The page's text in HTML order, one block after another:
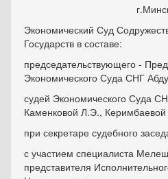
Экономический Суд
Государств в составе:
председательствующего -
Экономического Суда СНГ
судей Экономического Суда
Каменковой Л.Э.,
при секретаре судебного
с участием специалиста
представителя